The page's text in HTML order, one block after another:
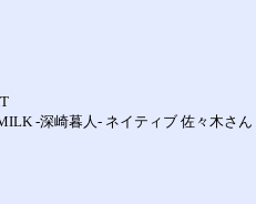
-深崎暮人- ネイティブ 佐々木さん